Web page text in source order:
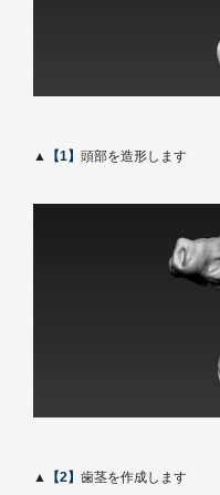
▲ 【1】 頭部を造形します
▲ 【2】 歯茎を作成します